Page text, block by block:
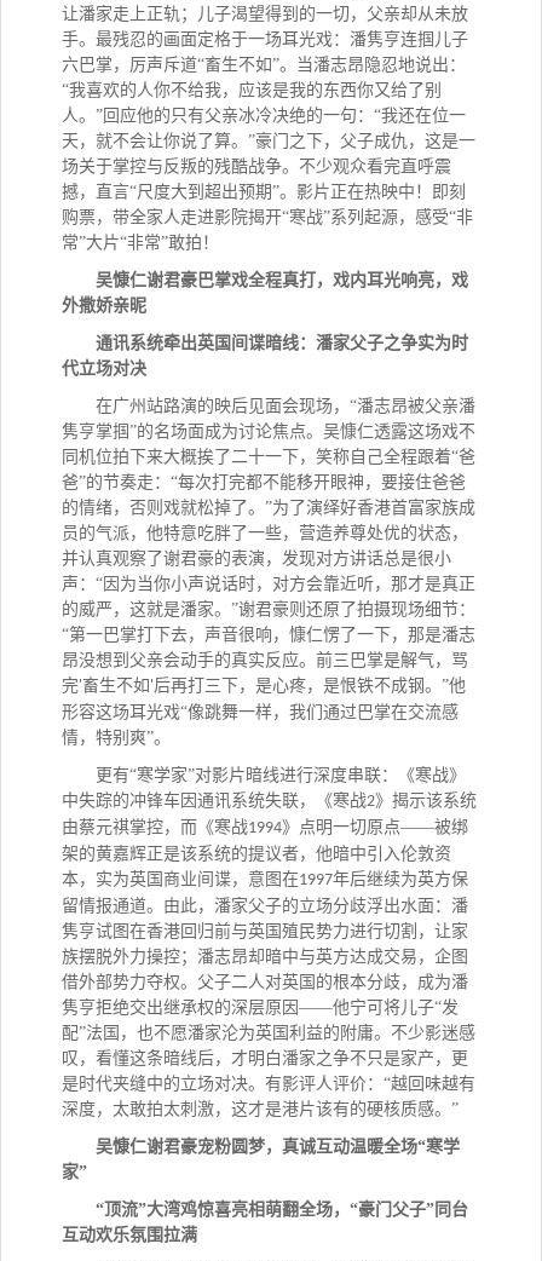
让潘家走上正轨；儿子渴望得到的一切，父亲却从未放
手。最残忍的画面定格于一场耳光戏：潘隽亨连掴儿子
六巴掌，厉声斥道“畜生不如”。当潘志昂隐忍地说出：
“我喜欢的人你不给我，应该是我的东西你又给了别
人。”回应他的只有父亲冰冷决绝的一句：“我还在位一
天，就不会让你说了算。”豪门之下，父子成仇，这是一
场关于掌控与反叛的残酷战争。不少观众看完直呼震
撼，直言“尺度大到超出预期”。影片正在热映中！即刻
购票，带全家人走进影院揭开“寒战”系列起源，感受“非
常”大片“非常”敢拍！
吴慷仁谢君豪巴掌戏全程真打，戏内耳光响亮，戏
外撒娇亲昵
通讯系统牵出英国间谍暗线：潘家父子之争实为时
代立场对决
在广州站路演的映后见面会现场， “潘志昂被父亲潘
隽亨掌掴”的名场面成为讨论焦点。吴慷仁透露这场戏不
同机位拍下来大概挨了二十一下，笑称自己全程跟着“爸
爸”的节奏走：“每次打完都不能移开眼神，要接住爸爸
的情绪，否则戏就松掉了。”为了演绎好香港首富家族成
员的气派，他特意吃胖了一些，营造养尊处优的状态，
并认真观察了谢君豪的表演，发现对方讲话总是很小
声：“因为当你小声说话时，对方会靠近听，那才是真正
的威严，这就是潘家。”谢君豪则还原了拍摄现场细节：
“第一巴掌打下去，声音很响，慷仁愣了一下，那是潘志
昂没想到父亲会动手的真实反应。前三巴掌是解气，骂
完'畜生不如 '后再打三下，是心疼，是恨铁不成钢。”他
形容这场耳光戏“像跳舞一样，我们通过巴掌在交流感
情，特别爽”。
更有“寒学家”对影片暗线进行深度串联：《寒战》
中失踪的冲锋车因通讯系统失联，《寒战2》揭示该系统
由蔡元祺掌控，而《寒战1994》点明一切原点——被绑
架的黄嘉辉正是该系统的提议者，他暗中引入伦敦资
本，实为英国商业间谍，意图在1997年后继续为英方保
留情报通道。由此，潘家父子的立场分歧浮出水面：潘
隽亨试图在香港回归前与英国殖民势力进行切割，让家
族摆脱外力操控；潘志昂却暗中与英方达成交易，企图
借外部势力夺权。父子二人对英国的根本分歧，成为潘
隽亨拒绝交出继承权的深层原因——他宁可将儿子“发
配”法国，也不愿潘家沦为英国利益的附庸。不少影迷感
叹，看懂这条暗线后，才明白潘家之争不只是家产，更
是时代夹缝中的立场对决。有影评人评价：“越回味越有
深度，太敢拍太刺激，这才是港片该有的硬核质感。”
吴慷仁谢君豪宠粉圆梦，真诚互动温暖全场“寒学
家”
“顶流”大湾鸡惊喜亮相萌翻全场，“豪门父子”同台
互动欢乐氛围拉满